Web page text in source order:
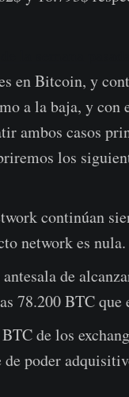
en Bitcoin, y
a la baja, y con
ambos casos
los
continúan
network es nula.
de
78.200 BTC
de los
poder